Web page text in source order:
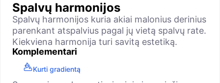
Spalvų harmonijos
Spalvų harmonijos kuria akiai malonius derinius
parenkant atspalvius pagal jų vietą spalvų rate.
Kiekviena harmonija turi savitą estetiką.
Komplementari
Kurti gradientą